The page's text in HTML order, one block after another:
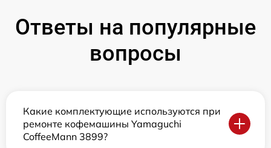
Ответы на популярные
вопросы
Какие комплектующие используются при
ремонте кофемашины Yamaguchi
CoffeeMann 3899?